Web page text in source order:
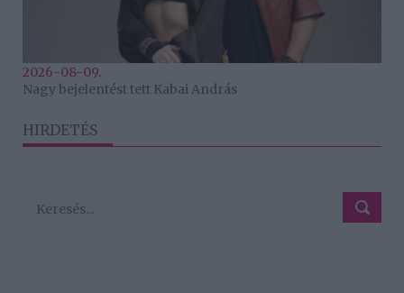
2026-08-09.
Nagy bejelentést tett Kabai András
HIRDETÉS